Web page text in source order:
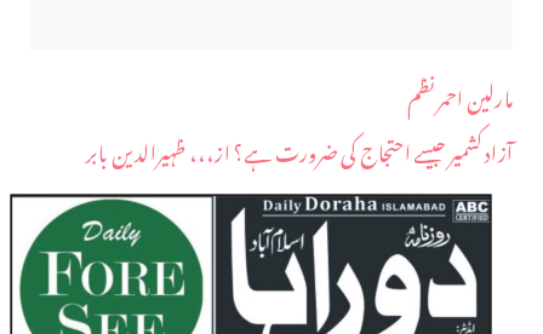
مارلین احمر نظم
آزاد کشمیر جیسے احتجاج کی ضرورت ہے؟ از،،، ظہیرالدین بابر